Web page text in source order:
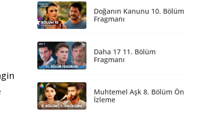
Doğanın Kanunu 10. Bölüm
Fragmanı
Daha 17 11. Bölüm
Fragmanı
Muhtemel Aşk 8. Bölüm Ön
İzleme